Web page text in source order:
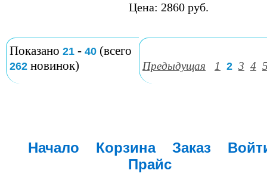
Цена: 2860 руб.
Показано 21 - 40 (всего
262 новинок) Предыдущая 1 2 3 4
Начало Корзина Заказ
Прайс